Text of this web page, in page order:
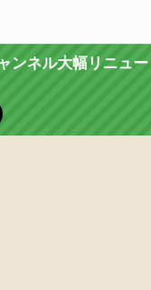
ンネル大幅リニュー